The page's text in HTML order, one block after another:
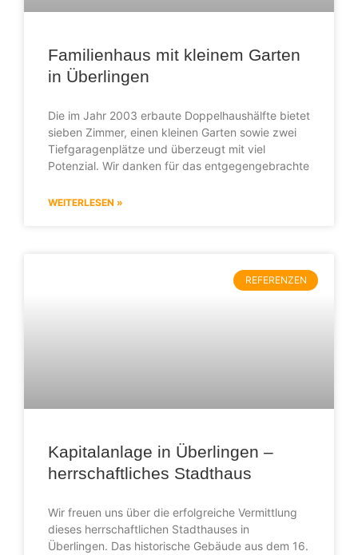
Familienhaus mit kleinem Garten
in Überlingen
Die im Jahr 2003 erbaute Doppelhaushälfte bietet
sieben Zimmer, einen kleinen Garten sowie zwei
Tiefgaragenplätze und überzeugt mit viel
Potenzial. Wir danken für das entgegengebrachte
WEITERLESEN »
REFERENZEN
Kapitalanlage in Überlingen –
herrschaftliches Stadthaus
Wir freuen uns über die erfolgreiche Vermittlung
dieses herrschaftlichen Stadthauses in
Überlingen. Das historische Gebäude aus dem 16.